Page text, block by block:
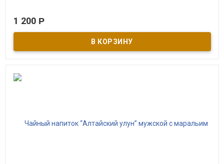
Иван чай «Таёжный», Иван чай «Калина Красная» и Салаирский
мёд «Разнотравье». Подарочный набор в дизайнерской коробке
1 200 Р